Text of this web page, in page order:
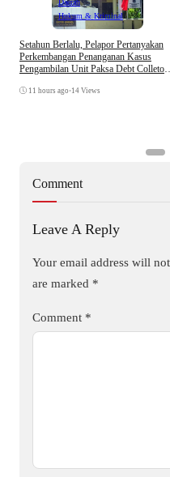
Daerah
Hukum & Kriminal
Setahun Berlalu, Pelapor Pertanyakan
Perkembangan Penanganan Kasus
Pengambilan Unit Paksa Debt Colletor
11 hours ago •14 Views
Comment
Leave A Reply
Your email address will
are marked *
Comment *